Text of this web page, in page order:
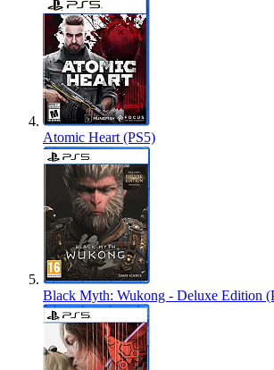
Atomic Heart (PS5)
Black Myth: Wukong - Deluxe Edition